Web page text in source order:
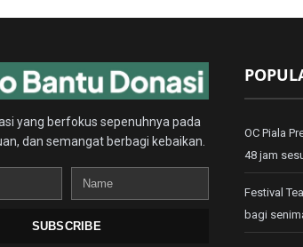
yang berfokus sepenuhnya pada
dan semangat berbagi kebaikan.
SUBSCRIBE
OC Piala
48 jam
Festival
bagi